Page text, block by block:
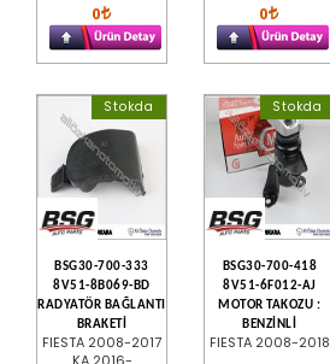
0 0
Stokda
BSG30-700-333
8V51-8B069-BD
RADYATÖR BAĞLANTI
BRAKETİ
FIESTA 2008-2017
KA 2016-
Stokda
BSG30-700-418
8V51-6F012-AJ
MOTOR TAKOZU :
BENZİNLİ
FIESTA 2008-2018